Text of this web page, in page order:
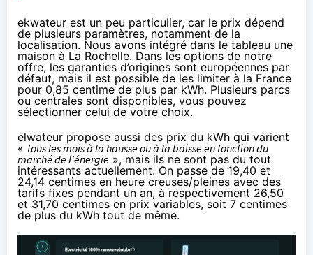
ekwateur est un peu particulier, car le prix dépend
de plusieurs paramètres, notamment de la
localisation. Nous avons intégré dans le tableau une
maison à La Rochelle. Dans les options de notre
offre, les garanties d’origines sont européennes par
défaut, mais il est possible de les limiter à la France
pour 0,85 centime de plus par kWh. Plusieurs parcs
ou centrales sont disponibles, vous pouvez
sélectionner celui de votre choix.
elwateur propose aussi des prix du kWh qui varient
« tous les mois à la hausse ou à la baisse en fonction du
marché de l’énergie », mais ils ne sont pas du tout
intéressants actuellement. On passe de 19,40 et
24,14 centimes en heure creuses/pleines avec des
tarifs fixes pendant un an, à respectivement 26,50
et 31,70 centimes en prix variables, soit 7 centimes
de plus du kWh tout de même.